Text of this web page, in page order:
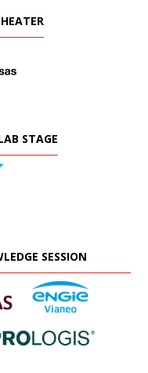
STAGE
SESSION